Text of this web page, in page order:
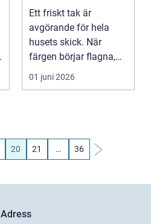
hand om taket i tid
Ett friskt tak är
avgörande för hela
husets skick. När
färgen börjar flagna,
plåten rostar eller tak...
01 juni 2026
20 21 … 36
Adress